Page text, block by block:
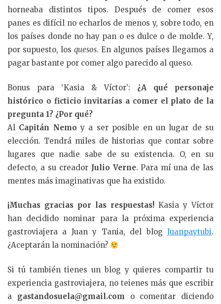
horneaba distintos tipos. Después de comer esos
panes es difícil no echarlos de menos y, sobre todo, en
los países donde no hay pan o es dulce o de molde. Y,
por supuesto, los quesos. En algunos países llegamos a
pagar bastante por comer algo parecido al queso.
Bonus para ‘Kasia & Víctor’: ¿A qué personaje
histórico o ficticio invitarías a comer el plato de la
pregunta 1? ¿Por qué?
Al Capitán Nemo y a ser posible en un lugar de su
elección. Tendrá miles de historias que contar sobre
lugares que nadie sabe de su existencia. O, en su
defecto, a su creador Julio Verne. Para mí una de las
mentes más imaginativas que ha existido.
¡Muchas gracias por las respuestas! Kasia y Víctor
han decidido nominar para la próxima experiencia
gastroviajera a Juan y Tania, del blog Juanpaytubi.
¿Aceptarán la nominación?
Si tú también tienes un blog y quieres compartir tu
experiencia gastroviajera, no teienes más que escribir
a gastandosuela@gmail.com o comentar diciendo